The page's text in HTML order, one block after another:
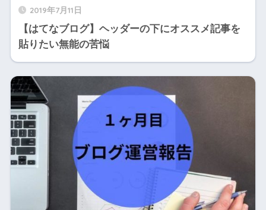
2019年7月11日
【はてなブログ】ヘッダーの下にオススメ記事を
貼りたい無能の苦悩